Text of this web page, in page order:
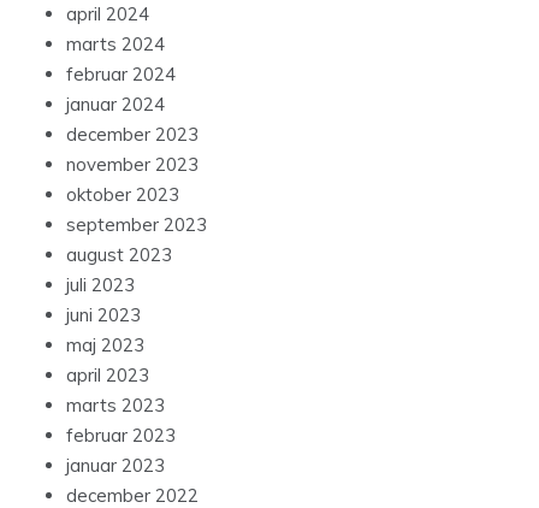
april 2024
marts 2024
februar 2024
januar 2024
december 2023
november 2023
oktober 2023
september 2023
august 2023
juli 2023
juni 2023
maj 2023
april 2023
marts 2023
februar 2023
januar 2023
december 2022